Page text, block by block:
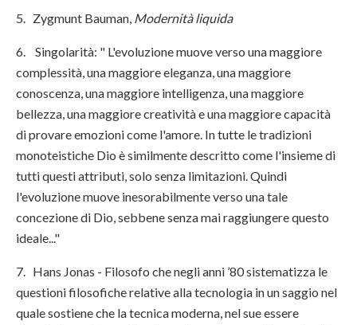
5. Zygmunt Bauman, Modernità liquida
6. Singolarità: " L'evoluzione muove verso una maggiore
complessità, una maggiore eleganza, una maggiore
conoscenza, una maggiore intelligenza, una maggiore
bellezza, una maggiore creatività e una maggiore capacità
di provare emozioni come l'amore. In tutte le tradizioni
monoteistiche Dio è similmente descritto come l'insieme di
tutti questi attributi, solo senza limitazioni. Quindi
l'evoluzione muove inesorabilmente verso una tale
concezione di Dio, sebbene senza mai raggiungere questo
ideale..."
7. Hans Jonas - Filosofo che negli anni ’80 sistematizza le
questioni filosofiche relative alla tecnologia in un saggio nel
quale sostiene che la tecnica moderna, nel sue essere